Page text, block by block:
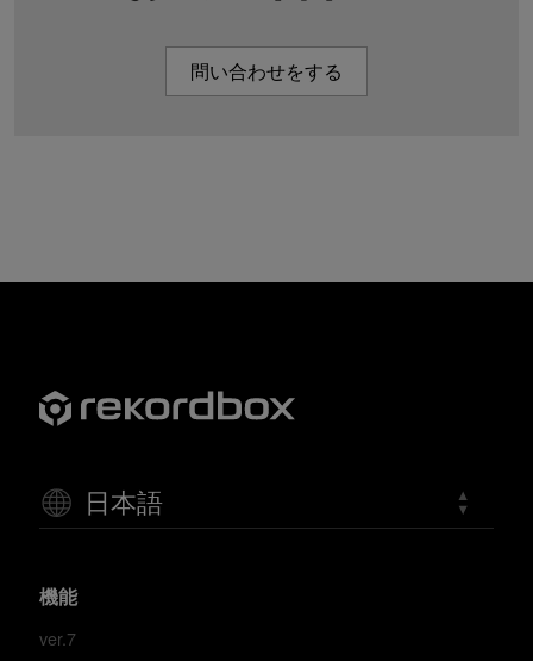
問い合わせをする
日本語
機能
ver.7